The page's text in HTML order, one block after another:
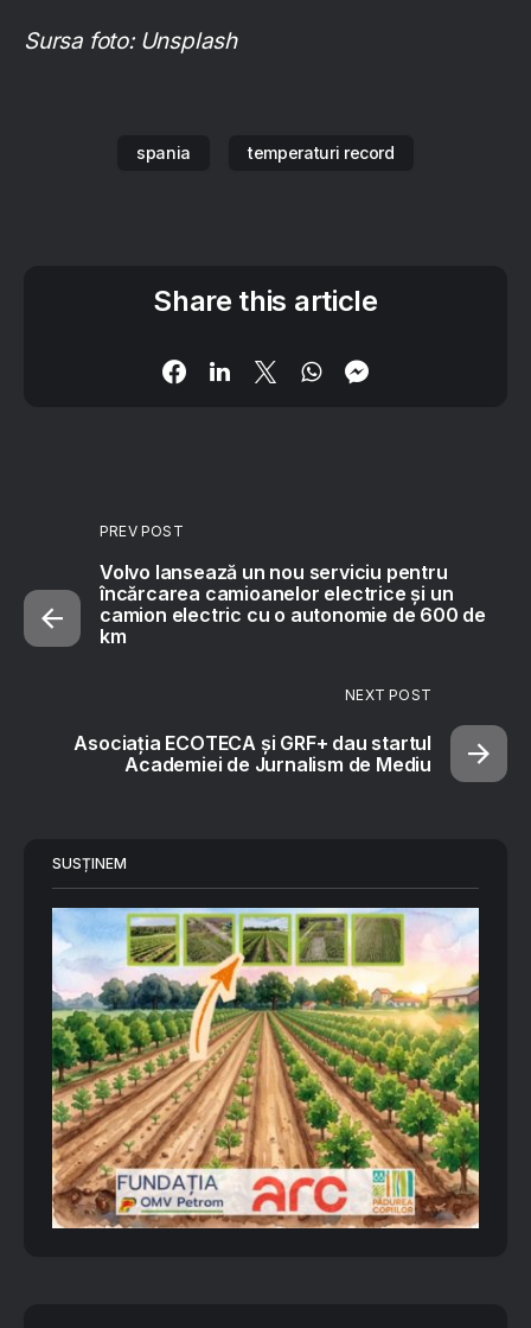
Sursa foto: Unsplash
spania temperaturi record
Share this article
PREV POST
Volvo lansează un nou serviciu pentru
încărcarea camioanelor electrice și un
camion electric cu o autonomie de 600 de
km
NEXT POST
Asociația ECOTECA și GRF+ dau startul
Academiei de Jurnalism de Mediu
SUSȚINEM